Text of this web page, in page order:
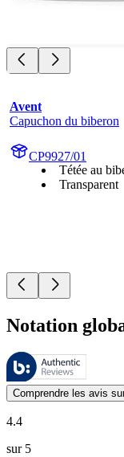
Avent
Capuchon du biberon
CP9927/01
Tétée au
Transparent
Notation
Ces évaluations sont
Les avis des clients
Comprendre les avis
4.4
sur 5